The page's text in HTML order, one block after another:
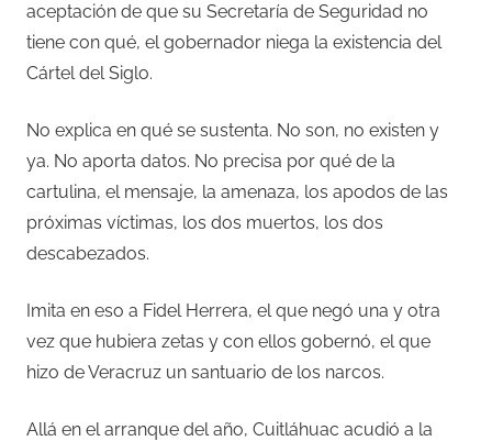
aceptación de que su Secretaría de Seguridad no
tiene con qué, el gobernador niega la existencia del
Cártel del Siglo.
No explica en qué se sustenta. No son, no existen y
ya. No aporta datos. No precisa por qué de la
cartulina, el mensaje, la amenaza, los apodos de las
próximas víctimas, los dos muertos, los dos
descabezados.
Imita en eso a Fidel Herrera, el que negó una y otra
vez que hubiera zetas y con ellos gobernó, el que
hizo de Veracruz un santuario de los narcos.
Allá en el arranque del año, Cuitláhuac acudió a la